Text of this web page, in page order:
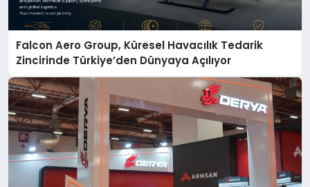
Falcon Aero Group, Küresel Havacılık Tedarik
Zincirinde Türkiye’den Dünyaya Açılıyor